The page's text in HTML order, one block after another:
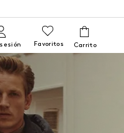
Favoritos